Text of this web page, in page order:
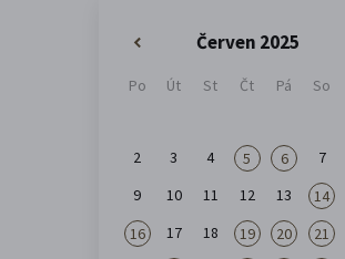
Červen 2025
Po Út St Čt Pá So
2
3 4 5 6 7
9
10 11 12 13 14
16
17 18 19 20 21